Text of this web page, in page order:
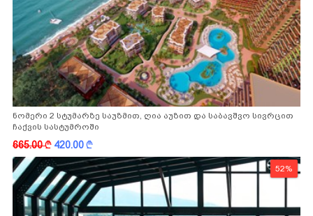
ნომერი 2 სტუმარზე საუზმით, ღია აუზით და საბავშვო სივრცით
ჩაქვის სასტუმროში
665.00k 420.00k
52%